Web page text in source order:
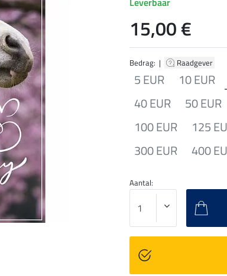
Bedrag: | Raadgever
5 EUR 10 EUR
40 EUR
50 EUR
100 EUR
125
300 EUR
400
15,00 €
Aantal: